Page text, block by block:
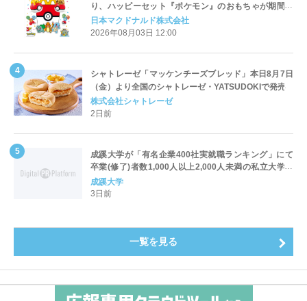
り、ハッピーセット『ポケモン』のおもちゃが期間限
定登場
日本マクドナルド株式会社
2026年08月03日 12:00
シャトレーゼ「マッケンチーズブレッド」本日8月7日
（金）より全国のシャトレーゼ・YATSUDOKIで発売
株式会社シャトレーゼ
2日前
成蹊大学が「有名企業400社実就職ランキング」にて
卒業(修了)者数1,000人以上2,000人未満の私立大学で
全国第1位を獲得！～実就職率は26.5%（前年比＋
4.3pt）に伸長、東京の私立大学でも10位にランクイン
成蹊大学
3日前
一覧を見る